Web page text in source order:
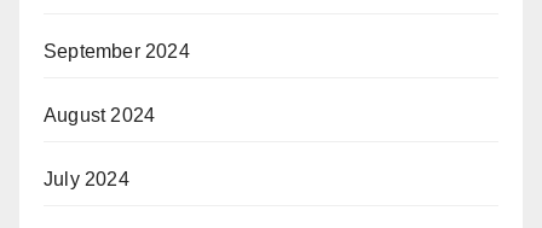
September 2024
August 2024
July 2024